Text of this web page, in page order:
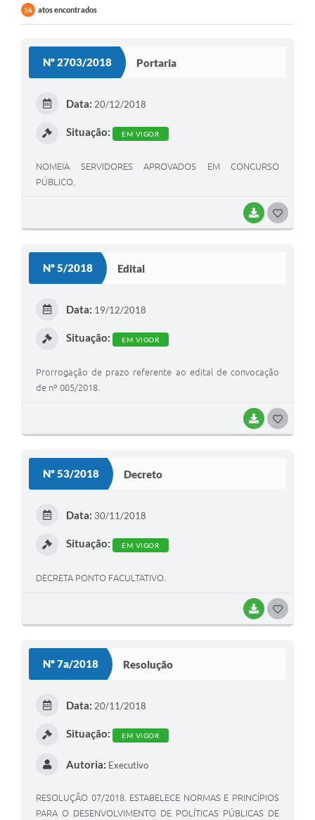
56 atos encontrados
Nº 2703/2018 Portaria
BAIXAR
Data: 20/12/2018
Situação: EM VIGOR
NOMEIA SERVIDORES APROVADOS EM CONCURSO
PÚBLICO.
Nº 5/2018 Edital
BAIXAR
Data: 19/12/2018
Situação: EM VIGOR
Prorrogação de prazo referente ao edital de convocação
de nº 005/2018.
Nº 53/2018 Decreto
BAIXAR
Data: 30/11/2018
Situação: EM VIGOR
DECRETA PONTO FACULTATIVO.
Nº 7a/2018 Resolução
Data: 20/11/2018
Situação: EM VIGOR
Autoria: Executivo
RESOLUÇÃO 07/2018. ESTABELECE NORMAS E PRINCÍPIOS
PARA O DESENVOLVIMENTO DE POLÍTICAS PÚBLICAS DE